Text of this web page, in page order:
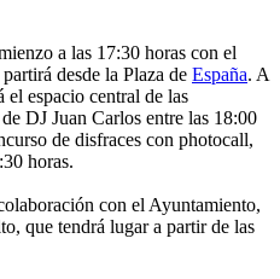
a las 17:30 horas con el
desde la Plaza de España. A
espacio central de las
DJ Juan Carlos entre las 18:00
de disfraces con photocall,
horas.
con el Ayuntamiento,
que tendrá lugar a partir de las